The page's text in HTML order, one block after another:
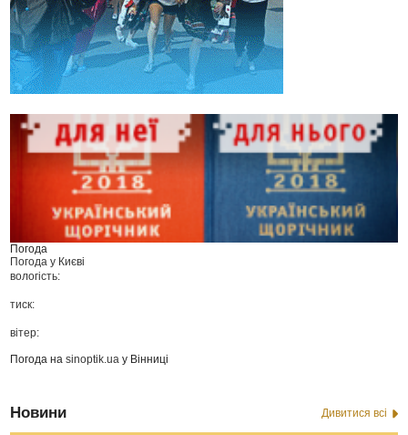
Погода
Погода у Києві
вологість:
тиск:
вітер:
Погода наsinoptik.ua у Вінниці
Новини Дивитися всі